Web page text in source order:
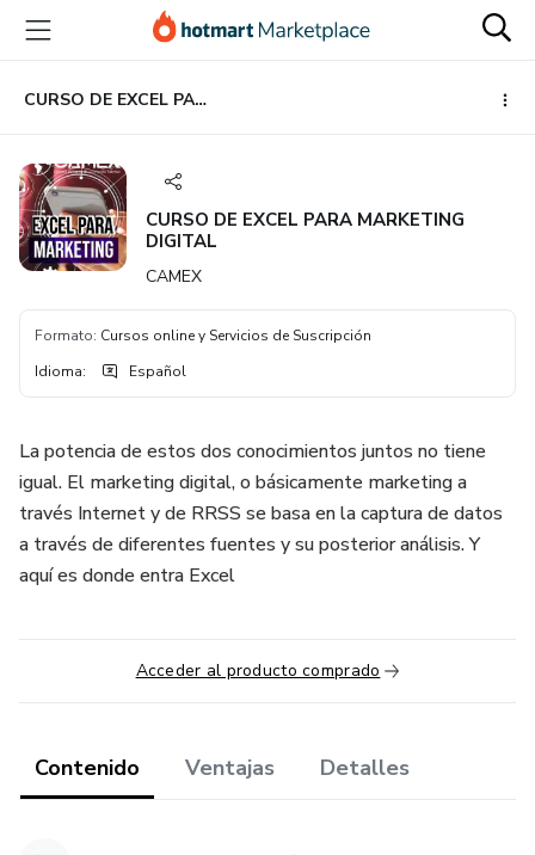
principal
página
de
página
CURSO DE EXCEL PARA MARKETING DIGITAL
CURSO DE EXCEL PARA MARKETING
DIGITAL
CAMEX
Formato: Cursos online y Servicios de Suscripción
Idioma: Español
La potencia de estos dos conocimientos juntos no tiene
igual. El marketing digital, o básicamente marketing a
través Internet y de RRSS se basa en la captura de datos
a través de diferentes fuentes y su posterior análisis. Y
aquí es donde entra Excel
Acceder al producto comprado
Contenido Ventajas Detalles